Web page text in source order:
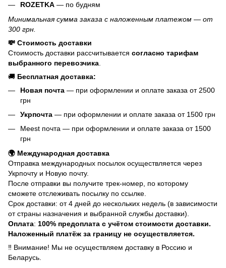
ROZETKA — по будням
Минимальная сумма заказа с наложенным платежом — от
300 грн.
💸 Стоимость доставки
Стоимость доставки рассчитывается согласно тарифам
выбранного перевозчика
🚚 Бесплатная доставка:
Новая почта — при оформлении и оплате заказа от 2500
грн
Укрпочта — при оформлении и оплате заказа от 1500 грн
Meest почта — при оформлении и оплате заказа от 1500
грн
🌍 Международная доставка
Отправка международных посылок осуществляется через
Укрпочту и Новую почту.
После отправки вы получите трек-номер, по которому
сможете отслеживать посылку по ссылке.
Срок доставки: от 4 дней до нескольких недель (в зависимости
от страны назначения и выбранной службы доставки).
Оплата: 100% предоплата с учётом стоимости доставки.
Наложенный платёж за границу не осуществляется.
‼️ Внимание! Мы не осуществляем доставку в Россию и
Беларусь.